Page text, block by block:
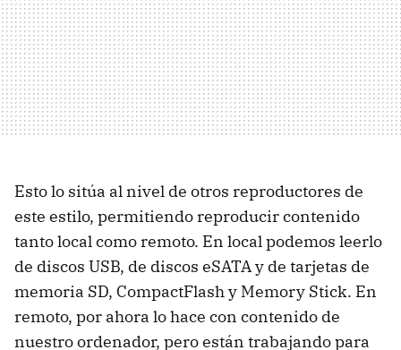
Esto lo sitúa al nivel de otros reproductores de
este estilo, permitiendo reproducir contenido
tanto local como remoto. En local podemos leerlo
de discos USB, de discos eSATA y de tarjetas de
memoria SD, CompactFlash y Memory Stick. En
remoto, por ahora lo hace con contenido de
nuestro ordenador, pero están trabajando para